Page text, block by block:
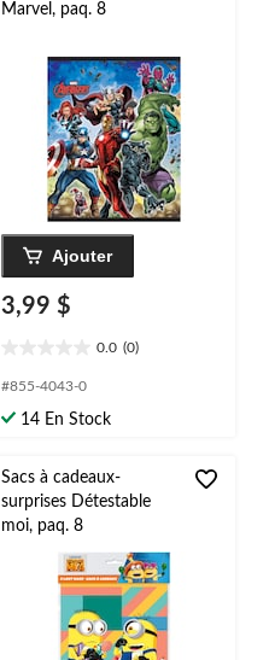
Marvel, paq. 8
Ajouter
3,99 $
0.0 (0)
étoile(s)
5.
#855-4043-0
14 En Stock
Sacs à cadeaux-
surprises Détestable
moi, paq. 8